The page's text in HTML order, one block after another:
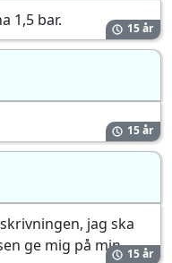
1,5 bar. 15 år
15 år
jag ska
ge mig på min. 15 år